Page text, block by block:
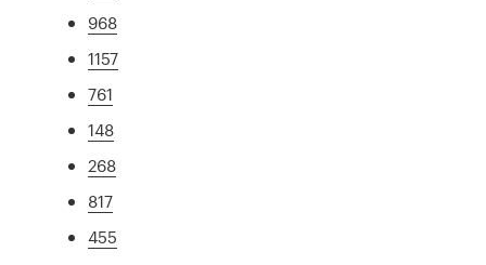
968
1157
761
148
268
817
455